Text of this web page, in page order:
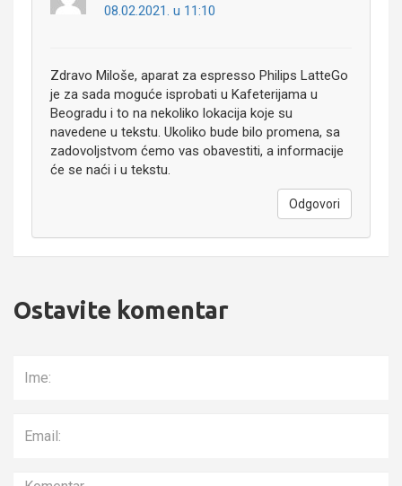
08.02.2021. u 11:10
Zdravo Miloše, aparat za espresso Philips LatteGo
je za sada moguće isprobati u Kafeterijama u
Beogradu i to na nekoliko lokacija koje su
navedene u tekstu. Ukoliko bude bilo promena, sa
zadovoljstvom ćemo vas obavestiti, a informacije
će se naći i u tekstu.
Odgovori
Ostavite komentar